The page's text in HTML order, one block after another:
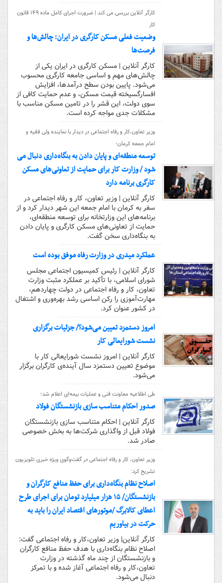
کارگر آنلاین بررسی می کند | ضرورت اجرای کامل ماده ۱۴۹ قانون
کار
وضعیت فعلی مسکن کارگری در ایران: چالش‌ها و
فرصت‌ها
کارگر آنلاین | مسکن کارگری در ایران یکی از
چالش‌های مهم و اساسی جامعه کارگری محسوب
می‌شود. پایین بودن سطح درآمدها، افزایش
افسارگسیخته قیمت مسکن، و عدم حمایت کافی از
سوی دولت، این قشر را در تامین مسکن مناسب با
مشکلات جدی مواجه کرده است.
وزیر تعاون،کار و رفاه اجتماعی در دیدار با نماینده ولی فقیه و
امام جمعه کرمان؛
توسعه منطقه‌ای و پایان دادن به بنگاه‌داری دنبال می
شود / وزارت کار برای حمایت از تعاونی‌های مسکن
کارگری برنامه دارد
کارگر آنلاین | وزیر تعاون، کار و رفاه اجتماعی در
سفر به کرمان با امام جمعه این شهر دیدار کرد و از
برنامه‌های این وزارتخانه برای توسعه منطقه‌ای،
حمایت از تعاونی‌های مسکن کارگری و پایان دادن
به بنگاه‌داری سخن گفت.
عملکرد میدری در وزارت رفاه موفق بوده است
کارگر آنلاین | رئیس کمیسیون اجتماعی مجلس
شورای اسلامی، با تأکید بر عملکرد مثبت وزارت
تعاون، کار و رفاه اجتماعی در دولت چهاردهم،
مهارت‌آموزی را رکن اساسی رشد بهره‌وری و اشتغال
در کشور عنوان کرد.
امروز دستمزد تعیین می‌شود؟/ جزئیات برگزاری
نشست شورایعالی کار
کارگر آنلاین | امروز نشست شورایعالی کار با
موضوع تعیین دستمزد سال آینده‌ی کارگران برگزار
می‌شود.
طی اطلاعیه معاونت فنی و عملیات بیمه‌ای اعلام شد؛
صدور احکام متناسب سازی بازنشستگان فولاد
کارگر آنلاین | احکام متناسب سازی بازنشستگان
فولاد قبل از واگذاری شرکت‌ها به بخش خصوصی
صادر شد.
وزیر تعاون، کار و رفاه اجتماعی در گفت‌و‌گوی ویژه خبری تلویزیون
تشریح کرد:
اصلاح نظام بنگاه‌داری برای حفظ منافع کارگران و
بازنشستگان/ ۱۵ هزار میلیارد تومان برای اجرای طرح
اعطای کالابرگ /موتورهای اقتصاد ایران را باید به
حرکت در بیاوریم
کارگر آنلاین| وزیر تعاون،کار و رفاه اجتماعی گفت:
اصلاح نظام بنگاه‌داری با هدف حفظ منافع کارگران
و بازنشستگان از چند ماه گذشته در وزارت
تعاون،کار و رفاه اجتماعی آغاز شده و با تمرکز
دنبال می‌شود.